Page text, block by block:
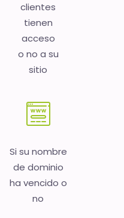
clientes
tienen
acceso
o no a su
sitio
Si su nombre
de dominio
ha vencido o
no